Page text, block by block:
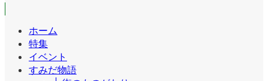
ホーム
特集
イベント
すみだ物語